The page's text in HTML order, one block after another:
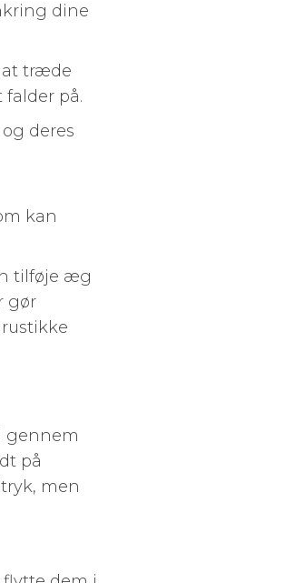
dine
at træde
på.
deres
kan
tilføje æg
gør
gennem
på
men